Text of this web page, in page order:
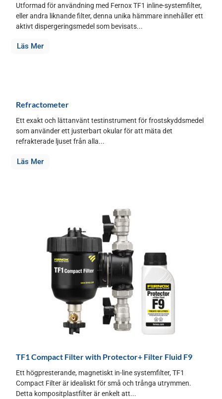
Utformad för användning med Fernox TF1 inline-systemfilter,
eller andra liknande filter, denna unika hämmare innehåller ett
aktivt dispergeringsmedel som bevisats...
Läs Mer
Refractometer
Ett exakt och lättanvänt testinstrument för frostskyddsmedel
som använder ett justerbart okular för att mäta det
refrakterade ljuset från alla...
Läs Mer
TF1 Compact Filter with Protector+ Filter Fluid F9
Ett högpresterande, magnetiskt in-line systemfilter, TF1
Compact Filter är idealiskt för små och trånga utrymmen.
Detta kompositplastfilter är enkelt att...